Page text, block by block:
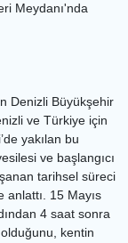
Meydanı'nda
Denizli Büyükşehir
ve Türkiye için
yakılan bu
ve başlangıcı
tarihsel süreci
15 Mayıs
4 saat sonra
kentin